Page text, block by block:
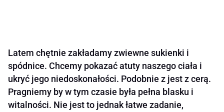
Latem chętnie zakładamy zwiewne sukienki i
spódnice. Chcemy pokazać atuty naszego ciała i
ukryć jego niedoskonałości. Podobnie z jest z cerą.
Pragniemy by w tym czasie była pełna blasku i
witalności. Nie jest to jednak łatwe zadanie,